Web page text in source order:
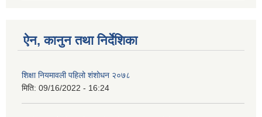
ऐन, कानुन तथा निर्देशिका
शिक्षा नियमावली पहिलो शंशोधन २०७८
मिति: 09/16/2022 - 16:24